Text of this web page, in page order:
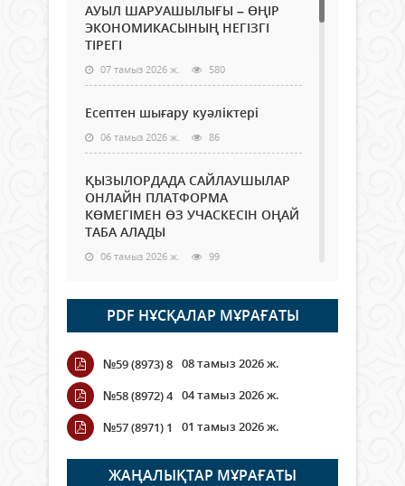
АУЫЛ ШАРУАШЫЛЫҒЫ – ӨҢІР
ЭКОНОМИКАСЫНЫҢ НЕГІЗГІ
ТІРЕГІ
07 тамыз 2026 ж. 580
Есептен шығару куәліктері
06 тамыз 2026 ж. 86
ҚЫЗЫЛОРДАДА САЙЛАУШЫЛАР
ОНЛАЙН ПЛАТФОРМА
КӨМЕГІМЕН ӨЗ УЧАСКЕСІН ОҢАЙ
ТАБА АЛАДЫ
06 тамыз 2026 ж. 99
Open Air: Қызылорда облысы
полиция департаменті 20
мыңнан астам көрерменнің
қауіпсіздігін қамтамасыз етті
06 тамыз 2026 ж.
Wi-Fi ҚАБЫРҒА АРҚЫЛЫ ҚАЛАЙ
ӨТЕДІ?
06 тамыз 2026 ж. 276
PDF НҰСҚАЛАР МҰРАҒАТЫ
№59 (8973) 8 08 тамыз 2026 ж.
№58 (8972) 4 04 тамыз 2026 ж.
№57 (8971) 1
01 тамыз 2026 ж.
ЖАҢАЛЫҚТАР МҰРАҒАТЫ